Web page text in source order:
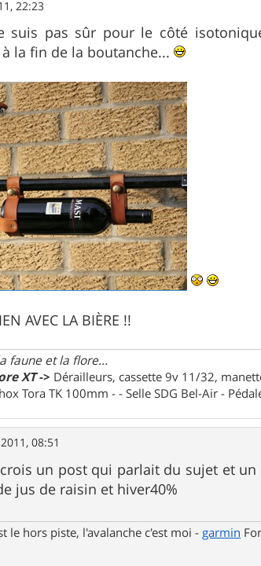
22:23
suis pas sûr pour le côté
la fin de la boutanche...
AVEC LA BIÈRE !!
faune et la flore...
XT-> Dérailleurs, cassette 9v 11/32,
Tora TK 100mm - - Selle SDG Bel-Air -
08:51
un post qui parlait du sujet et
jus de raisin et hiver40%
le hors piste, l'avalanche c'est moi - garmin